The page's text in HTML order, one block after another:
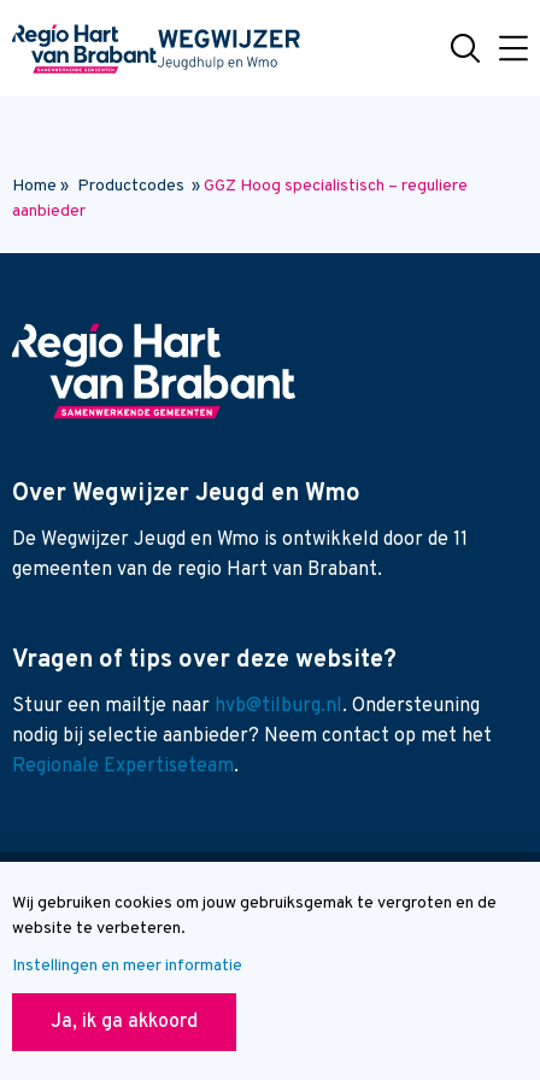
Cookie melding
Wij gebruiken cookies om jouw gebruiksgemak te vergroten en de
website te verbeteren.
Instellingen en meer informatie
Ja, ik ga akkoord
Home » Productcodes »GGZ Hoog specialistisch – reguliere
aanbieder
Over Wegwijzer Jeugd en Wmo
De Wegwijzer Jeugd en Wmo is ontwikkeld door de 11
gemeenten van de regio Hart van Brabant.
Vragen of tips over deze website?
Stuur een mailtje naar hvb@tilburg.nl. Ondersteuning
nodig bij selectie aanbieder? Neem contact op met het
Regionale Expertiseteam.
© Wegwijzer Hart van Brabant
Toegankelijkheid